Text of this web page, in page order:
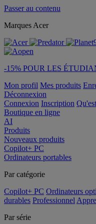
Passer au contenu
Marques Acer
-15% POUR LES
Mon profil Mes produits
Déconnexion
Connexion Inscription
Boutique en ligne
AI
Produits
Nouveaux produits
Copilot+ PC
Ordinateurs portables
Par catégorie
Copilot+ PC Ordinateurs
durables Professionnel
Par série